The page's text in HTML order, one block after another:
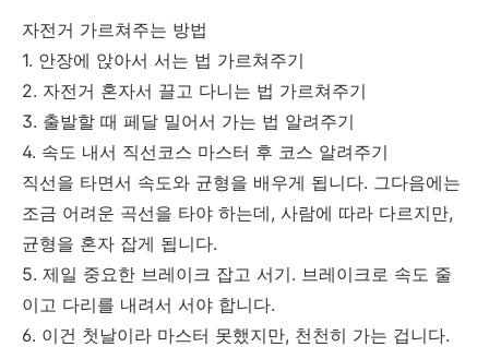
자전거 가르쳐주는 방법
1. 안장에 앉아서 서는 법 가르쳐주기
2. 자전거 혼자서 끌고 다니는 법 가르쳐주기
3. 출발할 때 페달 밀어서 가는 법 알려주기
4. 속도 내서 직선코스 마스터 후 코스 알려주기
직선을 타면서 속도와 균형을 배우게 됩니다. 그다음에는
조금 어려운 곡선을 타야 하는데, 사람에 따라 다르지만,
균형을 혼자 잡게 됩니다.
5. 제일 중요한 브레이크 잡고 서기. 브레이크로 속도 줄
이고 다리를 내려서 서야 합니다.
6. 이건 첫날이라 마스터 못했지만, 천천히 가는 겁니다.